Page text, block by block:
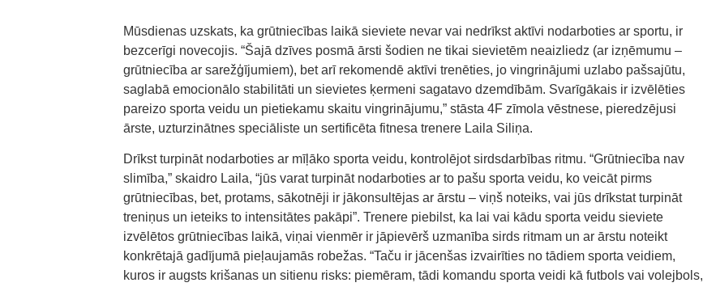
Mūsdienas uzskats, ka grūtniecības laikā sieviete nevar vai nedrīkst aktīvi nodarboties ar sportu, ir
bezcerīgi novecojis. “Šajā dzīves posmā ārsti šodien ne tikai sievietēm neaizliedz (ar izņēmumu –
grūtniecība ar sarežģījumiem), bet arī rekomendē aktīvi trenēties, jo vingrinājumi uzlabo pašsajūtu,
saglabā emocionālo stabilitāti un sievietes ķermeni sagatavo dzemdībām. Svarīgākais ir izvēlēties
pareizo sporta veidu un pietiekamu skaitu vingrinājumu,” stāsta 4F zīmola vēstnese, pieredzējusi
ārste, uzturzinātnes speciāliste un sertificēta fitnesa trenere Laila Siliņa.
Drīkst turpināt nodarboties ar mīļāko sporta veidu, kontrolējot sirdsdarbības ritmu. “Grūtniecība nav
slimība,” skaidro Laila, “jūs varat turpināt nodarboties ar to pašu sporta veidu, ko veicāt pirms
grūtniecības, bet, protams, sākotnēji ir jākonsultējas ar ārstu – viņš noteiks, vai jūs drīkstat turpināt
treniņus un ieteiks to intensitātes pakāpi”. Trenere piebilst, ka lai vai kādu sporta veidu sieviete
izvēlētos grūtniecības laikā, viņai vienmēr ir jāpievērš uzmanība sirds ritmam un ar ārstu noteikt
konkrētajā gadījumā pieļaujamās robežas. “Taču ir jācenšas izvairīties no tādiem sporta veidiem,
kuros ir augsts krišanas un sitienu risks: piemēram, tādi komandu sporta veidi kā futbols vai volejbols,